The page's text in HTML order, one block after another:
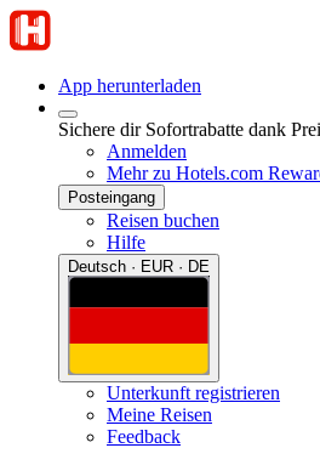
App herunterladen
Sichere dir Sofortrabatte dank
Anmelden
Mehr zu Hotels.com
Posteingang
Reisen buchen
Hilfe
Deutsch · EUR · DE
Unterkunft registrieren
Meine Reisen
Feedback